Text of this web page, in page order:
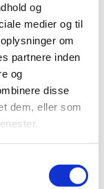
og
medier og til
om
partnere inden
og
disse
dem, eller som
Ingen
på
eller et EU-
kan medføre,
fremmedpas,